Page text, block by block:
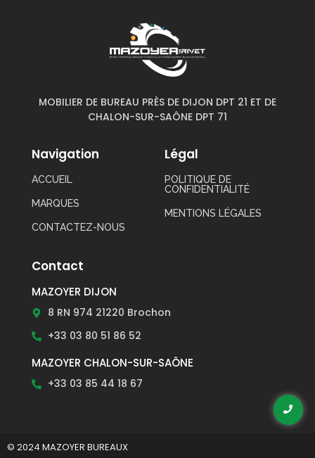
MOBILIER DE BUREAU PRÈS DE DIJON DPT 21 ET DE
CHALON-SUR-SAÔNE DPT 71
Navigation
ACCUEIL
MARQUES
CONTACTEZ-NOUS
Légal
POLITIQUE DE
CONFIDENTIALITÉ
MENTIONS LÉGALES
Contact
MAZOYER DIJON
8 RN 974 21220 Brochon
+33 03 80 51 86 52
MAZOYER CHALON-SUR-SAÔNE
+33 03 85 44 18 67
© 2024 MAZOYER BUREAUX